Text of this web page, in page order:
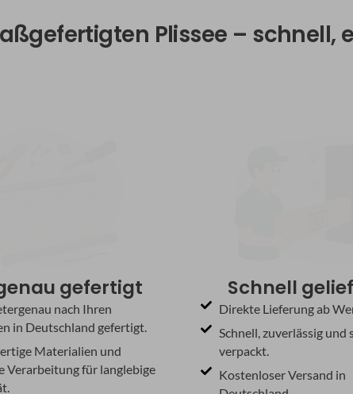
Plissee – schnell,
gefertigt
nach Ihren
in Deutschland gefertigt.
Materialien und
Verarbeitung für langlebige
Schnell
Direkte Lieferung ab
Schnell, zuverlässig und
verpackt.
Kostenloser Versand in